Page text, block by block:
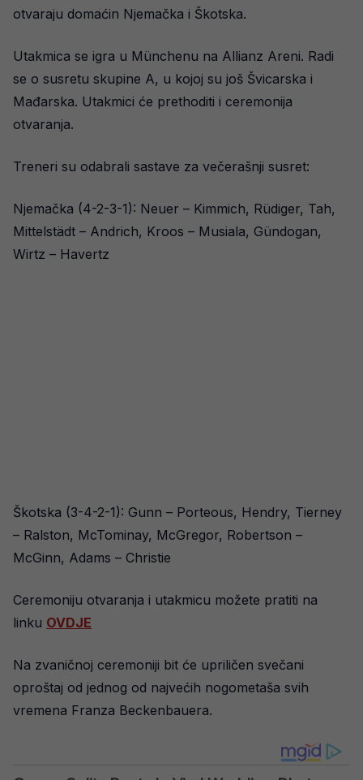
otvaraju domaćin Njemačka i Škotska.
Utakmica se igra u Münchenu na Allianz Areni. Radi
se o susretu skupine A, u kojoj su još Švicarska i
Mađarska. Utakmici će prethoditi i ceremonija
otvaranja.
Treneri su odabrali sastave za večerašnji susret:
Njemačka (4-2-3-1): Neuer – Kimmich, Rüdiger, Tah,
Mittelstädt – Andrich, Kroos – Musiala, Gündogan,
Wirtz – Havertz
Škotska (3-4-2-1): Gunn – Porteous, Hendry, Tierney
– Ralston, McTominay, McGregor, Robertson –
McGinn, Adams – Christie
Ceremoniju otvaranja i utakmicu možete pratiti na
linku OVDJE
Na zvaničnoj ceremoniji bit će upriličen svečani
oproštaj od jednog od najvećih nogometaša svih
vremena Franza Beckenbauera.